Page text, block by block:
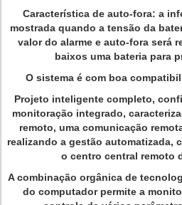
Característica de auto-fora: a
mostrada quando a tensão da
valor do alarme e auto-fora será
baixos uma bateria para
O sistema é com boa
Projeto inteligente completo,
monitoração integrado,
remoto, uma comunicação
realizando a gestão automatizada,
o centro central remoto
A combinação orgânica de
do computador permite a